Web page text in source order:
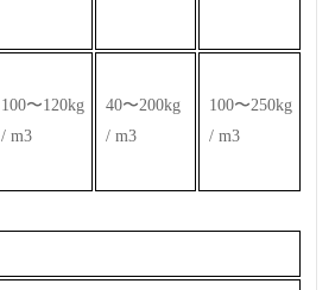
100〜120kg
/ m3
40〜200kg
/ m3
100〜250kg
/ m3